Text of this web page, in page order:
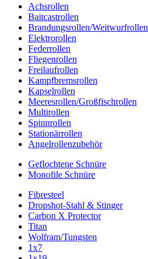
Achsrollen
Baitcastrollen
Brandungsrollen/Weitwurfrollen
Elektrorollen
Federrollen
Fliegenrollen
Freilaufrollen
Kampfbremsrollen
Kapselrollen
Meeresrollen/Großfischrollen
Multirollen
Spinnrollen
Stationärrollen
Angelrollenzubehör
Geflochtene Schnüre
Monofile Schnüre
Fibresteel
Dropshot-Stahl & Stinger
Carbon X Protector
Titan
Wolfram/Tungsten
1x7